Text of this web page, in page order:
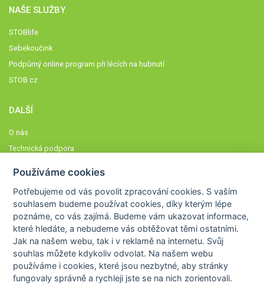
NAŠE SLUŽBY
STOBlife
Sebekoučink
Podpůrný online program při lécích na hubnutí
STOB.cz
DALŠÍ
O nás
Technická podpora
Členové STOBklubu
Zásady nakládání s osobními údaji
Otestujte se
Spočítejte si
Výzva 52
Používáme cookies
Potřebujeme od vás povolit zpracování cookies. S vaším
souhlasem budeme používat cookies, díky kterým lépe
poznáme,co vás zajímá. Budeme vám ukazovat informace,
které hledáte, a nebudeme vás obtěžovat těmi ostatními.
Jak na našem webu, tak i v reklamě na internetu. Svůj
souhlas můžete kdykoliv odvolat. Na našem webu
používáme i cookies, které jsou nezbytné, aby stránky
fungovaly správně a rychleji jste se na nich zorientovali.